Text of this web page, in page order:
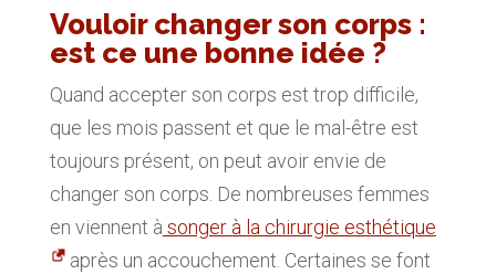
Vouloir changer son corps :
est ce une bonne idée ?
Quand accepter son corps est trop difficile,
que les mois passent et que le mal-être est
toujours présent, on peut avoir envie de
changer son corps. De nombreuses femmes
en viennent à songer à la chirurgie esthétique
après un accouchement. Certaines se font